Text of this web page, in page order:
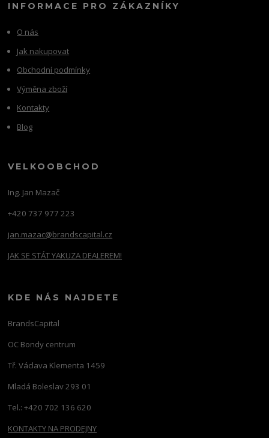
INFORMACE PRO ZÁKAZNÍKY
O nás
Jak nakupovat
Obchodní podmínky
Výměna zboží
Kontakty
Blog
VELKOOBCHOD
Ing. Jan Mazač
+420 737 977 223
jan.mazac@brandscapital.cz
JAK SE STÁT YAKUZA DEALEREM!
KDE NÁS NAJDETE
BrandsCapital
OC Bondy centrum
Tř. Václava Klementa 1459
Mladá Boleslav 293 01
Tel.: +420 702 136 620
KONTAKTY NA PRODEJNY